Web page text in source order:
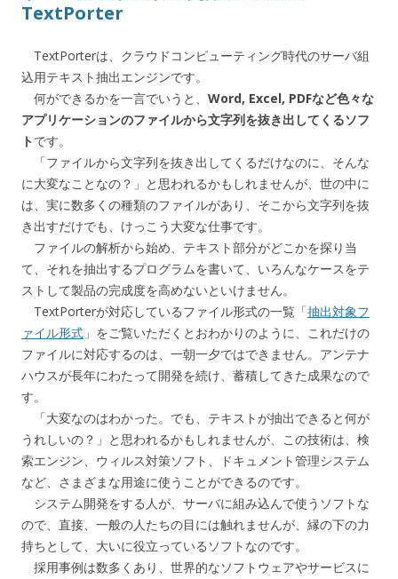
TextPorter
TextPorterは、クラウドコンピューティング時代のサーバ組
込用テキスト抽出エンジンです。
何ができるかを一言でいうと、 Word, Excel, PDFなど色々な
アプリケーションのファイルから文字列を抜き出してくるソフ
ト です。
「ファイルから文字列を抜き出してくるだけなのに、そんな
に大変なことなの？」と思われるかもしれませんが、世の中に
は、実に数多くの種類のファイルがあり、そこから文字列を抜
き出すだけでも、けっこう大変な仕事です。
ファイルの解析から始め、テキスト部分がどこかを探り当
て、それを抽出するプログラムを書いて、いろんなケースをテ
ストして製品の完成度を高めないといけません。
TextPorterが対応しているファイル形式の一覧「抽出対象フ
ァイル形式 」をご覧いただくとおわかりのように、これだけの
ファイルに対応するのは、一朝一夕ではできません。アンテナ
ハウスが長年にわたって開発を続け、蓄積してきた成果なので
す。
「大変なのはわかった。でも、テキストが抽出できると何が
うれしいの？」と思われるかもしれませんが、この技術は、検
索エンジン、ウィルス対策ソフト、ドキュメント管理システム
など、さまざまな用途に使うことができるのです。
システム開発をする人が、サーバに組み込んで使うソフトな
ので、直接、一般の人たちの目には触れませんが、縁の下の力
持ちとして、大いに役立っているソフトなのです。
採用事例は数多くあり、世界的なソフトウェアやサービスに